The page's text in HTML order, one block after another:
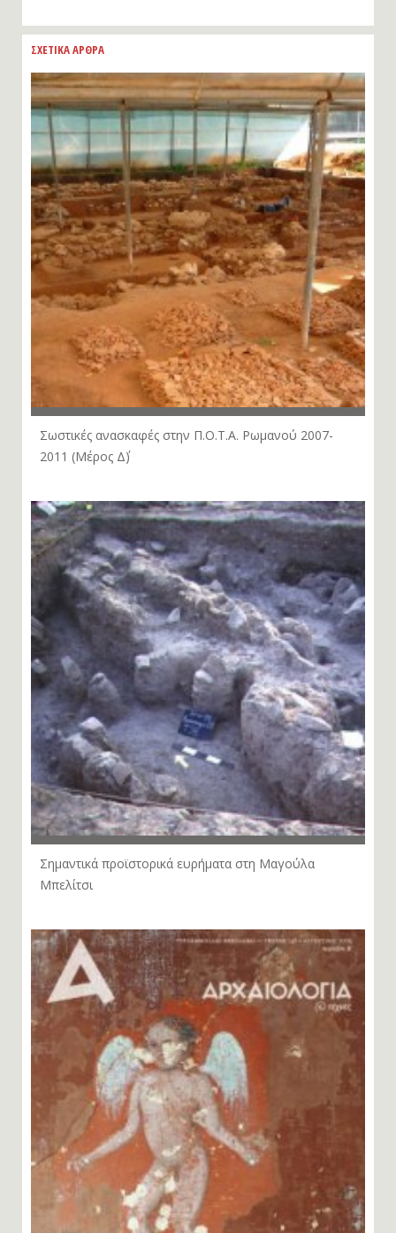
ΣΧΕΤΙΚΑ ΑΡΘΡΑ
Σωστικές ανασκαφές στην Π.Ο.Τ.Α. Ρωμανού 2007-
2011 (Μέρος Δ΄)
Σημαντικά προϊστορικά ευρήματα στη Μαγούλα
Μπελίτσι